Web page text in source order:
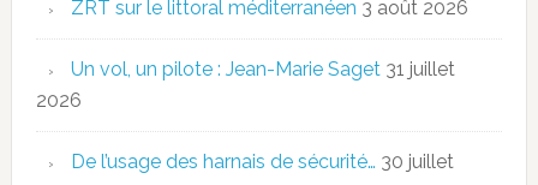
ZRT sur le littoral méditerranéen 3 août 2026
Un vol, un pilote : Jean-Marie Saget 31 juillet
2026
De l’usage des harnais de sécurité… 30 juillet